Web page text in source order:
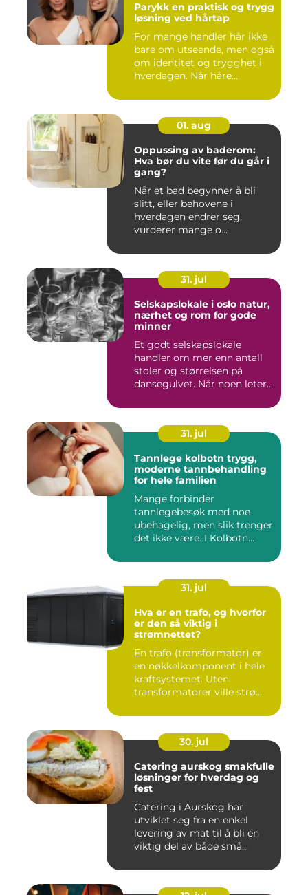
Parykk en praktisk og trygg
løsning ved hårtap
For mange handler hår ikke
bare om utseende, men også
om identitet og trygghet i
hverdagen. Når håre...
01. aug
Oppussing av baderom:
Hva bør du vite før du går i
gang?
Når et bad begynner å bli
slitt, eller behovene i
hverdagen endrer seg,
vurderer mange o...
31. jul
Selskapslokale i oslo natur,
nærhet og rom for gode
minner
Et godt selskapslokale
handler om mer enn antall
stoler og størrelsen på
dansegulvet. Når noen leter...
31. jul
Tannlege kolbotn trygg,
moderne tannbehandling
for hele familien
Mange forbinder
tannlegebesøk med noe
ubehagelig, men slik trenger
det ikke være. I Kolbotn
31. jul
Hva er en trafo, og hvorfor
er den så viktig i
strømnettet?
En trafo (transformator) er
en nøkkelkomponent i hele
kraftsystemet. Uten
transformatorer ville strø...
30. jul
Catering aurskog smakfulle
løsninger for hverdag og
fest
Catering i Aurskog har
utviklet seg fra en enkel
levering av mat til å bli en
viktig del av både små...